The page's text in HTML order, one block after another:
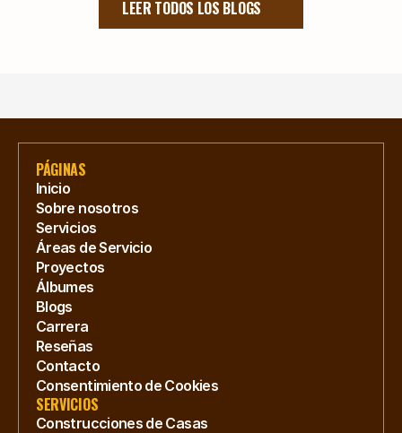
LEER TODOS LOS BLOGS
PÁGINAS
Inicio
Sobre nosotros
Servicios
Áreas de Servicio
Proyectos
Álbumes
Blogs
Carrera
Reseñas
Contacto
Consentimiento de Cookies
SERVICIOS
Construcciones de Casas